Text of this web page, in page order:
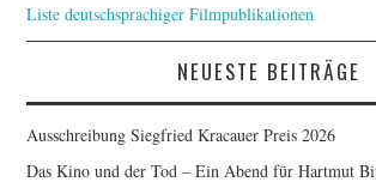
Liste deutschsprachiger Filmpublikationen
NEUESTE BEITRÄGE
Ausschreibung Siegfried Kracauer Preis 2026
Das Kino und der Tod – Ein Abend für Hartmut